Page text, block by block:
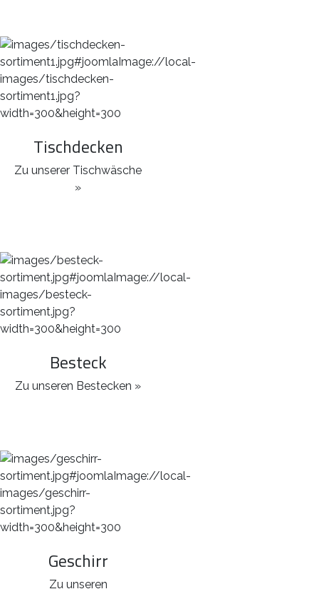
Tischdecken
Zu unserer Tischwäsche
»
Besteck
Zu unseren Bestecken »
Geschirr
Zu unseren